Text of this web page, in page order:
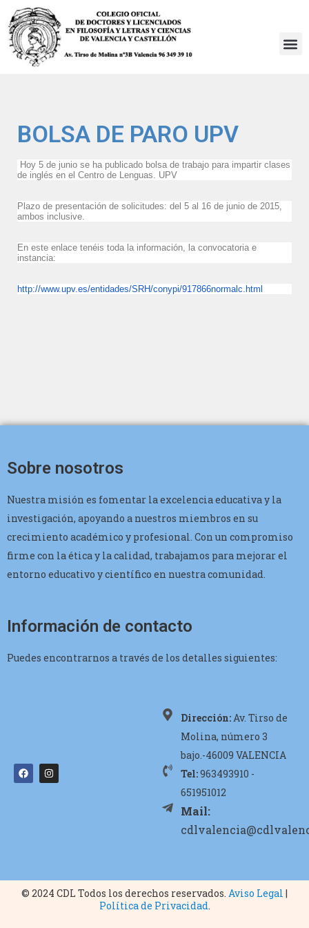
Saltar
al
BOLSA DE PARO UPV
Hoy 5 de junio se ha publicado bolsa de trabajo para impartir clases
de inglés en el Centro de Lenguas. UPV
Plazo de presentación de solicitudes: del 5 al 16 de junio de 2015,
ambos inclusive.
En este enlace tenéis toda la información, la convocatoria e
instancia:
http://www.upv.es/entidades/SRH/conypi/917866normalc.html
Sobre nosotros
Nuestra misión es fomentar la excelencia educativa y la
investigación, apoyando a nuestros miembros en su
crecimiento académico y profesional. Con un compromiso
firme con la ética y la calidad, trabajamos para mejorar el
entorno educativo y científico en nuestra comunidad.
Información de contacto
Puedes encontrarnos a través de los detalles siguientes:
Dirección:Av. Tirso de
Molina, número 3
bajo.-46009 VALENCIA
Tel:963493910 -
651951012
Mail:
© 2024 CDL Todos los derechos reservados. Aviso Legal |
Política de Privacidad.